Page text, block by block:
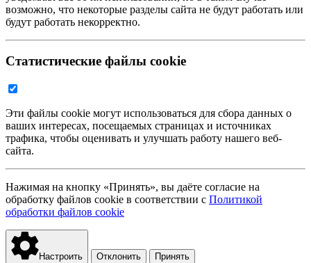
возможно, что некоторые разделы сайта не будут работать или
будут работать некорректно.
Статистические файлы cookie
Эти файлы cookie могут использоваться для сбора данных о
ваших интересах, посещаемых страницах и источниках
трафика, чтобы оценивать и улучшать работу нашего веб-
сайта.
Нажимая на кнопку «Принять», вы даёте согласие на
обработку файлов cookie в соответствии с Политикой
обработки файлов cookie
Настроить Отклонить Принять